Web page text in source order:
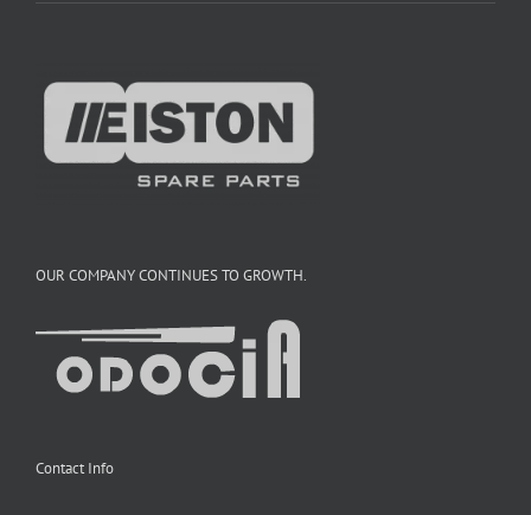
OUR COMPANY CONTINUES TO GROWTH.
Contact Info